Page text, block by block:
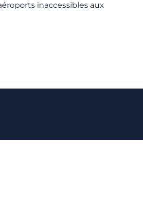
inaccessibles aux